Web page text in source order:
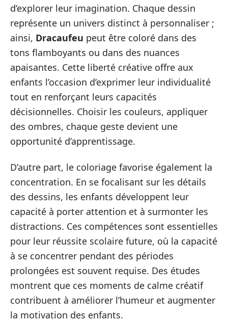
d’explorer leur imagination. Chaque dessin
représente un univers distinct à personnaliser ;
ainsi, Dracaufeu peut être coloré dans des
tons flamboyants ou dans des nuances
apaisantes. Cette liberté créative offre aux
enfants l’occasion d’exprimer leur individualité
tout en renforçant leurs capacités
décisionnelles. Choisir les couleurs, appliquer
des ombres, chaque geste devient une
opportunité d’apprentissage.
D’autre part, le coloriage favorise également la
concentration. En se focalisant sur les détails
des dessins, les enfants développent leur
capacité à porter attention et à surmonter les
distractions. Ces compétences sont essentielles
pour leur réussite scolaire future, où la capacité
à se concentrer pendant des périodes
prolongées est souvent requise. Des études
montrent que ces moments de calme créatif
contribuent à améliorer l’humeur et augmenter
la motivation des enfants.